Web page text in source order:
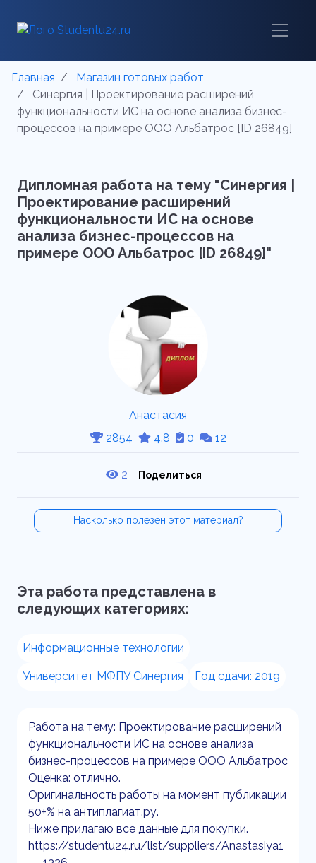
Главная
Магазин готовых работ
Синергия | Проектирование расширений
функциональности ИС на основе анализа бизнес-
процессов на примере ООО Альбатрос [ID 26849]
Дипломная работа на тему "Синергия |
Проектирование расширений
функциональности ИС на основе
анализа бизнес-процессов на
примере ООО Альбатрос [ID 26849]"
Анастасия
2854
4.8 0 12
2 Поделиться
Насколько полезен этот материал?
Эта работа представлена в
следующих категориях:
Информационные технологии
Университет МФПУ Синергия Год сдачи: 2019
Работа на тему: Проектирование расширений
функциональности ИС на основе анализа
бизнес-процессов на примере ООО Альбатрос
Оценка: отлично.
Оригинальность работы на момент публикации
50+% на антиплагиат.ру.
Ниже прилагаю все данные для покупки.
https://studentu24.ru/list/suppliers/Anastasiya1